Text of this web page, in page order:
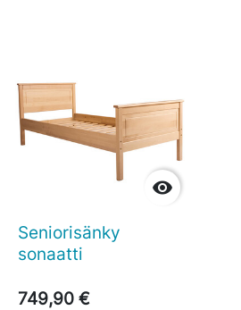

Seniorisänky
sonaatti
749,90 €